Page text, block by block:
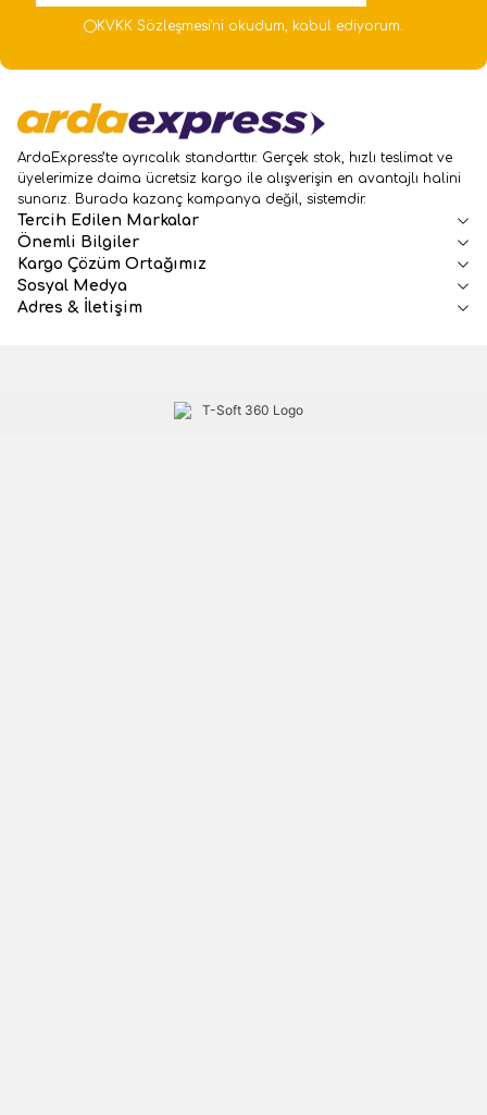
KVKK Sözleşmesi'niokudum, kabul ediyorum.
ArdaExpress’te ayrıcalık standarttır. Gerçek stok, hızlı teslimat ve
üyelerimize daima ücretsiz kargo ile alışverişin en avantajlı halini
sunarız. Burada kazanç kampanya değil, sistemdir.
Tercih Edilen Markalar
Önemli Bilgiler
Kargo Çözüm Ortağımız
Sosyal Medya
Adres & İletişim